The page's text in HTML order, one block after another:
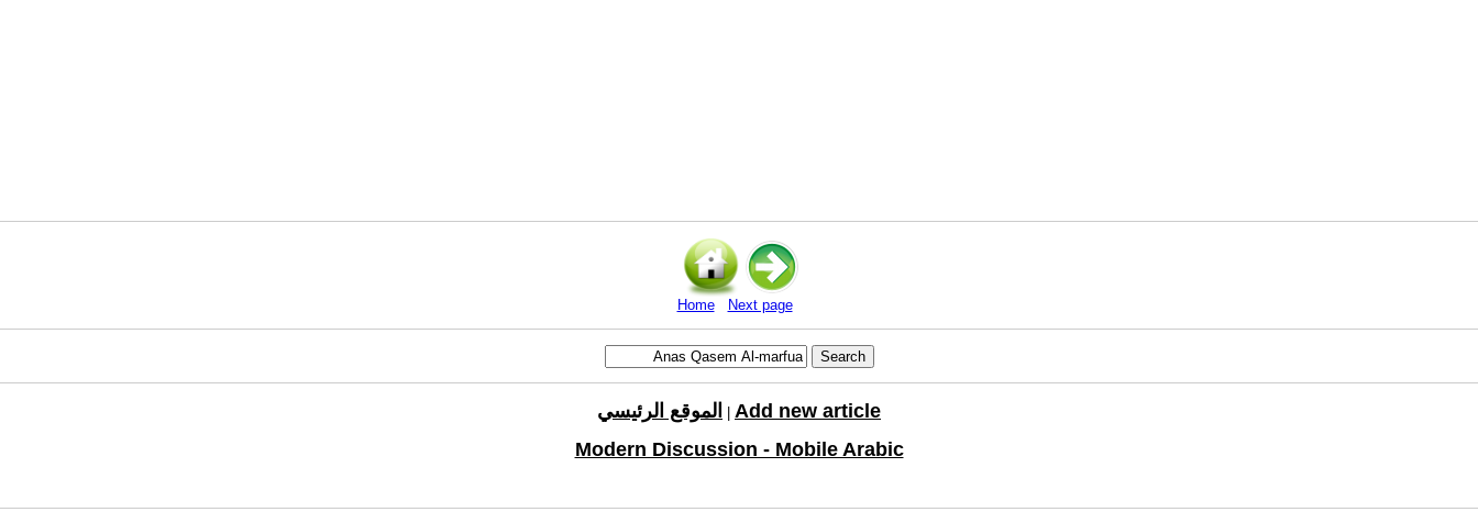
Home Next page
الموقع الرئيسي
Add new article
Modern Discussion - Mobile Arabic